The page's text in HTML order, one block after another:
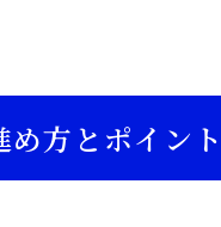
方とポイント